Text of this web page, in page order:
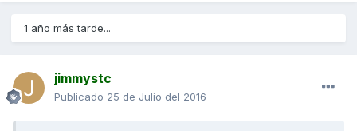
1 año más tarde...
jimmystc
Publicado 25 de Julio del 2016